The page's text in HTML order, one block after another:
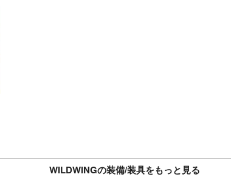
WILDWINGの装備/装具をもっと見る